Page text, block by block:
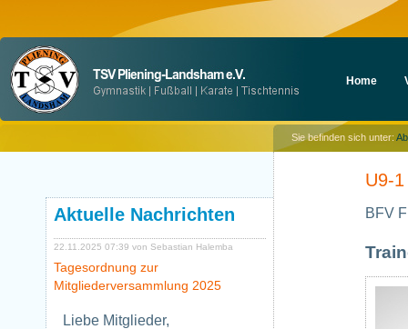
überspringen
Home
Sie befinden sich unter:
Aktuelle Nachrichten
22.11.2025 07:39 von Sebastian Halemba
Tagesordnung zur
Mitgliederversammlung 2025
Liebe Mitglieder,
U9-
BFV